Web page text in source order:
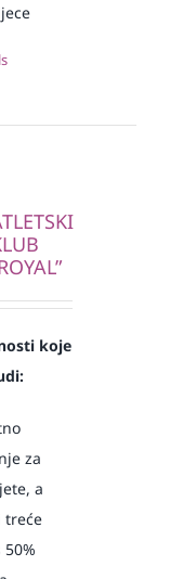
koje
za
a
treće